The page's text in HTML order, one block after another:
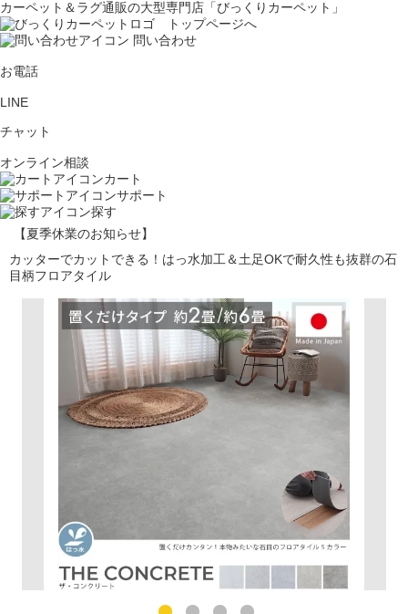
カーペット＆ラグ通販の大型専門店「びっくりカーペット」
問い合わせ
お電話
LINE
チャット
オンライン相談
カート
サポート
探す
【夏季休業のお知らせ】
カッターでカットできる！はっ水加工＆土足OKで耐久性も抜群の石
目柄フロアタイル